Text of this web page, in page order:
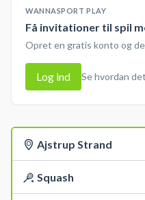
WANNASPORT PLAY
Få invitationer til spil
Opret en gratis konto og
Log ind Se hvordan
Ajstrup Strand
Squash